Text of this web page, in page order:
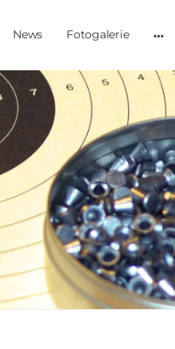
News Fotogalerie